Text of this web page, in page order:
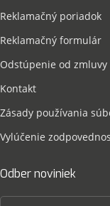
Reklamačný poriadok
Reklamačný formulár
Odstúpenie od zmluvy
Kontakt
Zásady používania
Vylúčenie
Odber noviniek